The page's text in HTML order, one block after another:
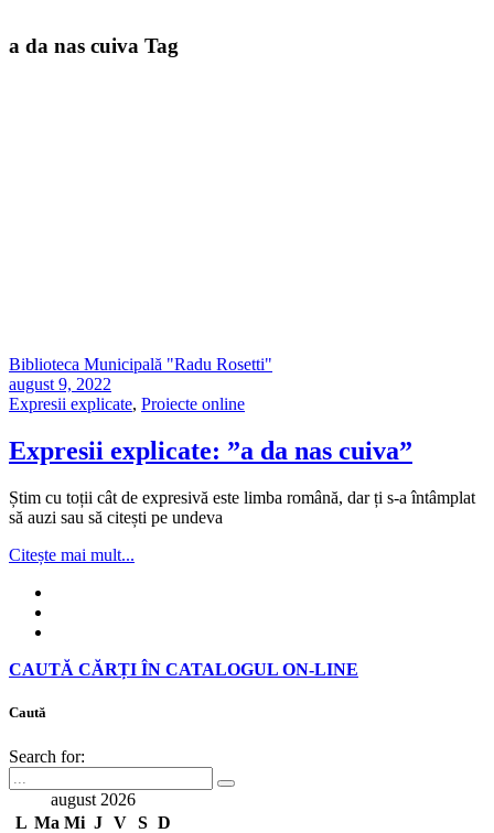
a da nas cuiva Tag
Biblioteca Municipală "Radu Rosetti"
august 9, 2022
Expresii explicate, Proiecte online
Expresii explicate: ”a da nas cuiva”
Știm cu toții cât de expresivă este limba română, dar ți s-a întâmplat
să auzi sau să citești pe undeva
Citește mai mult...
CAUTĂ CĂRȚI ÎN CATALOGUL ON-LINE
Caută
Search for:
august 2026
L Ma Mi J V S D